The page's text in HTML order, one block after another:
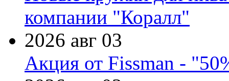
компании "Коралл"
2026 авг 03
Акция от Fissman -